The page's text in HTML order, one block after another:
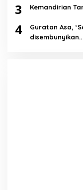
3 Kemandirian
4
Guratan Asa,
disembunyikan..